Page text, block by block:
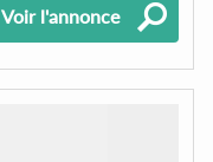
Voir l'annonce